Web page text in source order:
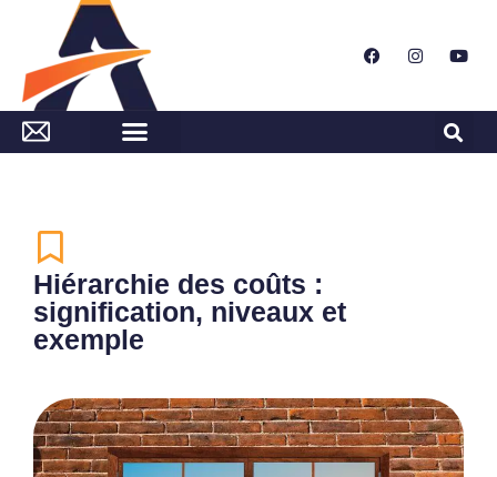
Hiérarchie des coûts :
signification, niveaux et
exemple